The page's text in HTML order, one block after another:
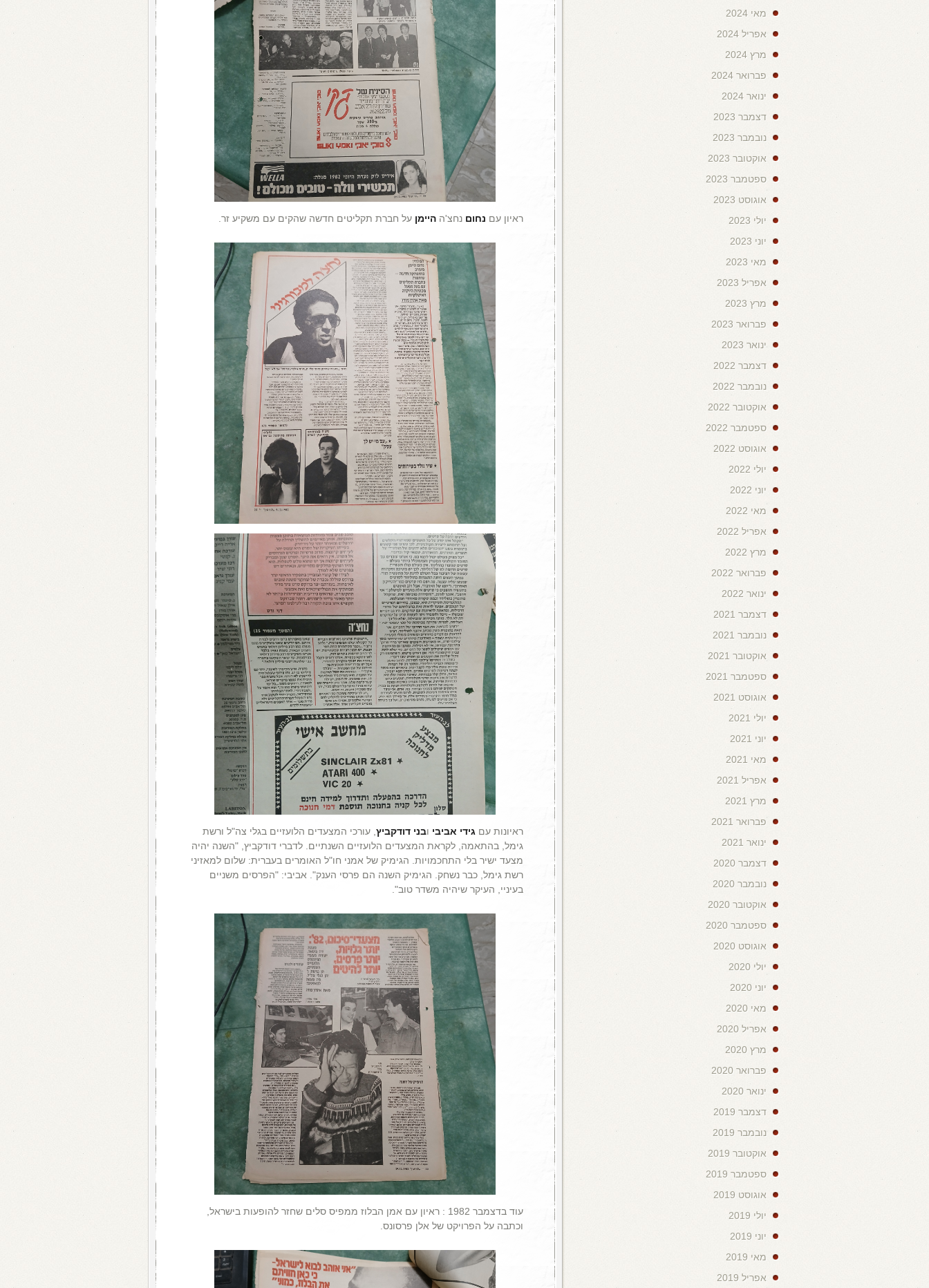
ראיון עם נחום נחצ'ה היימן על חברת תקליטים חדשה שהקים עם משקיע זר.
ראיונות עם גידי אביבי ובני דודקביץ , עורכי המצעדים הלועזיים בגלי צה"ל ורשת
גימל, בהתאמה, לקראת המצעדים הלועזיים השנתיים. לדברי דודקביץ, "השנה יהיה
מצעד ישיר בלי התחכמויות. הגימיק של אמני חו"ל האומרים בעברית: שלום למאזיני
רשת גימל, כבר נשחק. הגימיק השנה הם פרסי הענק". אביבי: "הפרסים משניים
בעיניי, העיקר שיהיה משדר טוב".
עוד בדצמבר 1982 : ראיון עם אמן הבלוז ממפיס סלים שחזר להופעות בישראל,
וכתבה על הפרויקט של אלן פרסונס.
מאי 2024
אפריל 2024
מרץ 2024
פברואר 2024
ינואר 2024
דצמבר 2023
נובמבר 2023
אוקטובר 2023
ספטמבר 2023
אוגוסט 2023
יולי 2023
יוני 2023
מאי 2023
אפריל 2023
מרץ 2023
פברואר 2023
ינואר 2023
דצמבר 2022
נובמבר 2022
אוקטובר 2022
ספטמבר 2022
אוגוסט 2022
יולי 2022
יוני 2022
מאי 2022
אפריל 2022
מרץ 2022
פברואר 2022
ינואר 2022
דצמבר 2021
נובמבר 2021
אוקטובר 2021
ספטמבר 2021
אוגוסט 2021
יולי 2021
יוני 2021
מאי 2021
אפריל 2021
מרץ 2021
פברואר 2021
ינואר 2021
דצמבר 2020
נובמבר 2020
אוקטובר 2020
ספטמבר 2020
אוגוסט 2020
יולי 2020
יוני 2020
מאי 2020
אפריל 2020
מרץ 2020
פברואר 2020
ינואר 2020
דצמבר 2019
נובמבר 2019
אוקטובר 2019
ספטמבר 2019
אוגוסט 2019
יולי 2019
יוני 2019
מאי 2019
אפריל 2019